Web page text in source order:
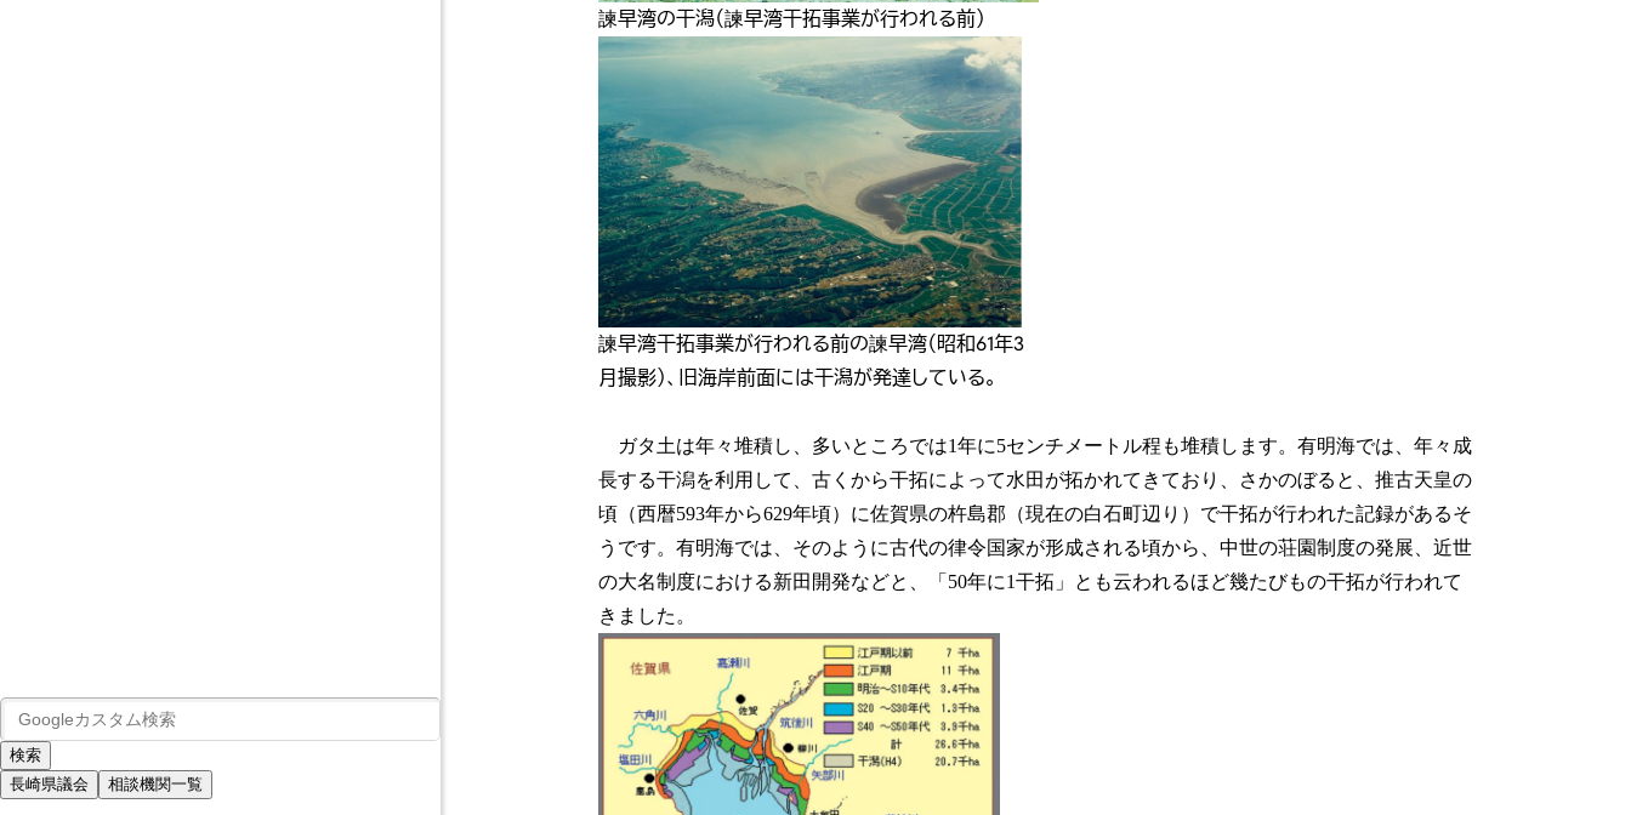
長崎県議会 相談機関一覧
諫早湾の干潟（諫早湾干拓事業が行われる前）
諫早湾干拓事業が行われる前の諫早湾（昭和61年3
月撮影）、旧海岸前面には干潟が発達している。
ガタ土は年々堆積し、多いところでは1年に5センチメートル程も堆積します。有明海では、年々成
長する干潟を利用して、古くから干拓によって水田が拓かれてきており、さかのぼると、推古天皇の
頃（西暦593年から629年頃）に佐賀県の杵島郡（現在の白石町辺り）で干拓が行われた記録があるそ
うです。有明海では、そのように古代の律令国家が形成される頃から、中世の荘園制度の発展、近世
の大名制度における新田開発などと、「50年に1干拓」とも云われるほど幾たびもの干拓が行われて
きました。